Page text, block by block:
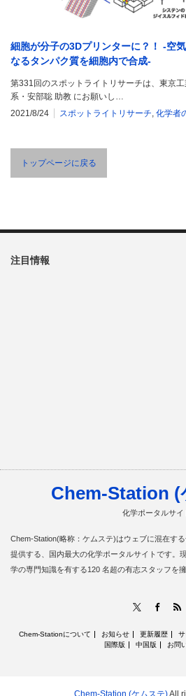
細胞が分子の3Dプリンターに？！ -空
なるタンパク質を細胞内で合成-
第331回のスポットライトリサーチは、東京
系・安部聡 助教 にお願いし…
2021/8/24
スポットライトリサーチ, 化学者
トップページに戻る
注目情報
Chem-Station (
化学ポータルサイ
Chem-Station(略称：ケムステ)はウェブに混在す
提供する、国内最大の化学ポータルサイトです。
学の専門知識を有する120 名超の有志スタッフを
Chem-Stationについて お知らせ 更新履歴
国際版
中国版 お問
Chem-Station (ケムステ)All